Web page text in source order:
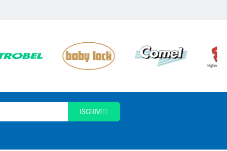
ISCRIVITI